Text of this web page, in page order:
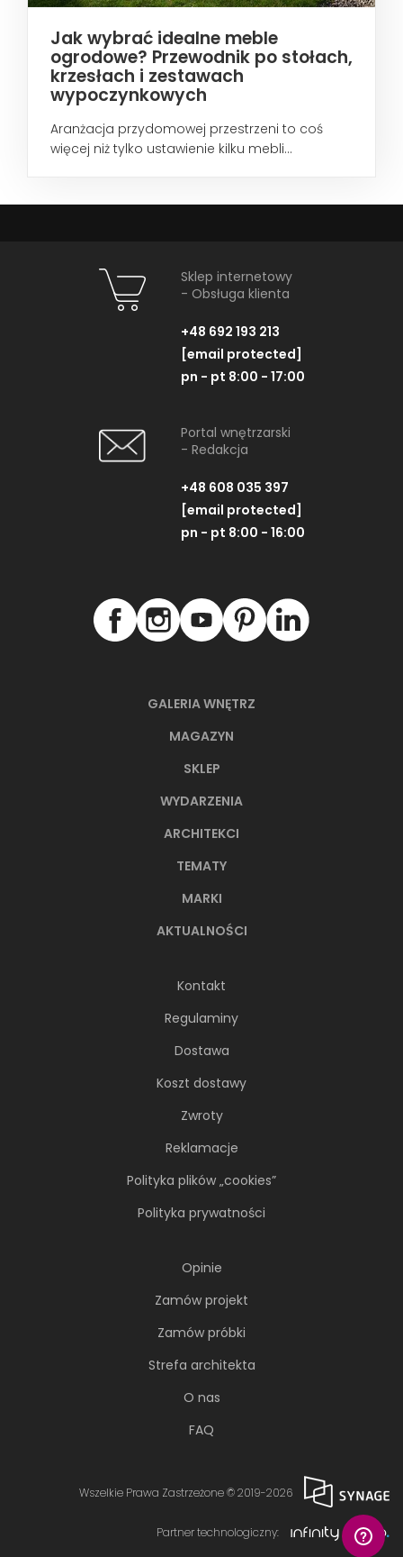
Jak wybrać idealne meble
ogrodowe? Przewodnik po stołach,
krzesłach i zestawach
wypoczynkowych
Aranżacja przydomowej przestrzeni to coś
więcej niż tylko ustawienie kilku mebli...
GALERIA WNĘTRZ
MAGAZYN
SKLEP
WYDARZENIA
ARCHITEKCI
TEMATY
MARKI
AKTUALNOŚCI
Kontakt
Regulaminy
Dostawa
Koszt dostawy
Zwroty
Reklamacje
Polityka plików „cookies”
Polityka prywatności
Opinie
Zamów projekt
Zamów próbki
Strefa architekta
O nas
FAQ
Sklep internetowy
- Obsługa klienta
+48 692 193 213
[email protected]
pn - pt 8:00 - 17:00
Portal wnętrzarski
- Redakcja
+48 608 035 397
[email protected]
pn - pt 8:00 - 16:00
Wszelkie Prawa Zastrzeżone © 2019-2026
Partner technologiczny: